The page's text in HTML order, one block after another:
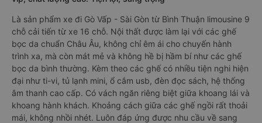
Là sản phẩm xe đi Gò Vấp - Sài Gòn từ Bình Thuận limousine 9
chỗ cải tiến từ xe 16 chỗ. Nội thất được làm lại với các ghế
bọc da chuẩn Châu Âu, không chỉ êm ái cho chuyến hành
trình xa, mà còn mát mẻ và không hề bị hầm bí như các ghế
bọc da bình thường. Kèm theo các ghế có nhiều tiện nghi hiện
đại như ti-vi, tủ lạnh mini, ổ cắm usb, đèn đọc sách, hệ thống
âm thanh cao cấp. Có vách ngăn riêng biệt giữa khoang lái và
khoang hành khách. Khoảng cách giữa các ghế ngồi rất thoải
mái, không nhồi nhét. Luôn đáp ứng được nhu cầu về sang